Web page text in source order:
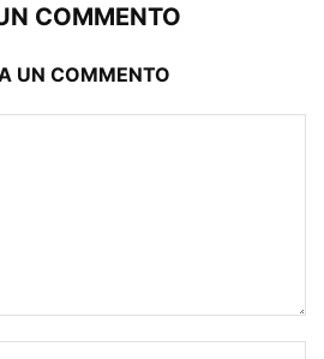
COMMENTO
UN COMMENTO